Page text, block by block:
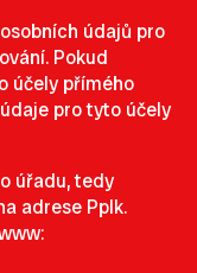
údajů pro
Pokud
účely přímého
pro tyto účely
úřadu, tedy
adrese Pplk.